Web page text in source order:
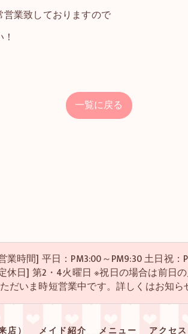
業致しておりますので
一覧に戻る
業時間] 平日：PM3:00～PM9:30 土日祝：
休日] 第2・4火曜日 ※祝日の場合は前日
だいま時短営業中です。詳しくはお知ら
店） メイド紹介 メニュー アクセス